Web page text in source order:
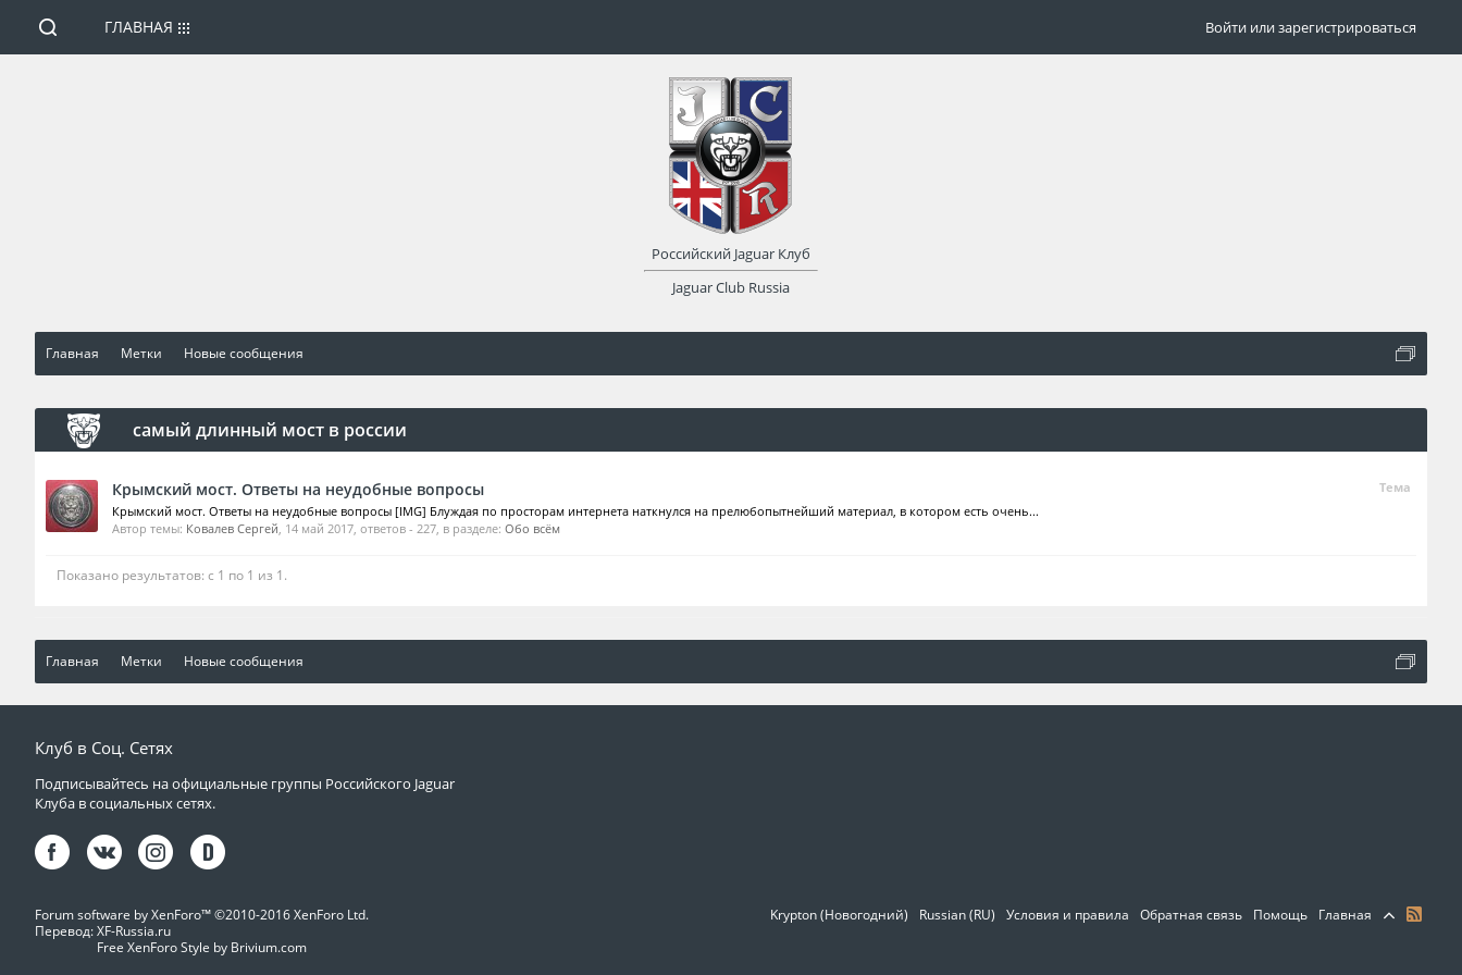
Главная Метки Новые сообщения
самый длинный мост в россии
Тема
Крымский мост. Ответы на неудобные вопросы
Крымский мост. Ответы на неудобные вопросы [IMG] Блуждая по просторам интернета наткнулся на прелюбопытнейший материал, в котором есть очень...
Автор темы: Ковалев Сергей, 14 май 2017, ответов - 227, в разделе: Обо всём
Показано результатов: с 1 по 1 из 1.
Главная Метки Новые сообщения
ГЛАВНАЯ
Российский Jaguar Клуб
Jaguar Club Russia
Войти или зарегистрироваться
Клуб в Соц. Сетях
Подписывайтесь на официальные группы Российского Jaguar
Клуба в социальных сетях.
Forum software by XenForo™©2010-2016 XenForo Ltd.
Перевод:XF-Russia.ru
Free XenForo Style by Brivium.com
Krypton (Новогодний) Russian (RU) Условия и правила Обратная связь Помощь Главная